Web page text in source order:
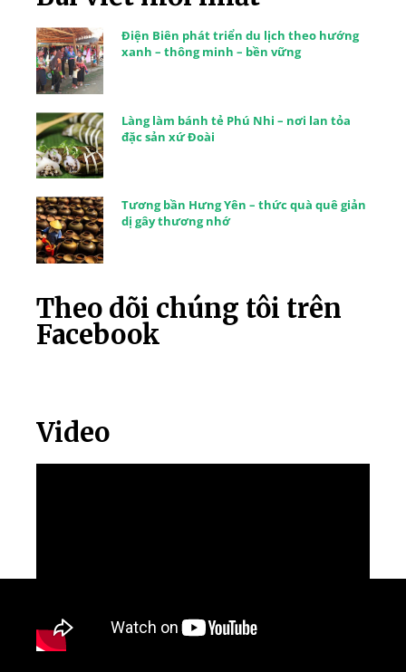
Điện Biên phát triển du lịch theo hướng
xanh – thông minh – bền vững
Làng làm bánh tẻ Phú Nhi – nơi lan tỏa
đặc sản xứ Đoài
Tương bần Hưng Yên – thức quà quê giản
dị gây thương nhớ
Theo dõi chúng tôi trên
Facebook
Video